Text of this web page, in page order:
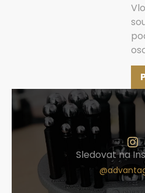
Sledovat na